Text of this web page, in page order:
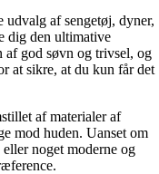
udvalg af sengetøj, dyner,
dig den ultimative
af god søvn og trivsel, og
at sikre, at du kun får det
af materialer af
mod huden. Uanset om
noget moderne og